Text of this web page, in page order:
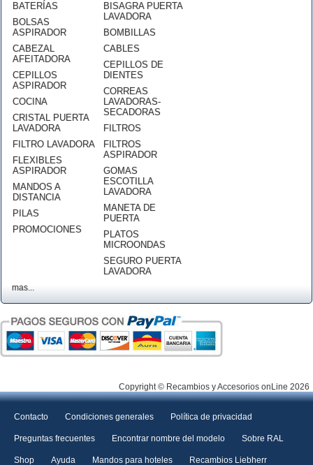
BATERÍAS
BOLSAS
ASPIRADOR
CABEZAL
AFEITADORA
CEPILLOS
ASPIRADOR
COCINA
CRISTAL PUERTA
LAVADORA
FILTRO LAVADORA
FLEXIBLES
ASPIRADOR
MANDOS A
DISTANCIA
PILAS
PROMOCIONES
BISAGRA PUERTA
LAVADORA
BOMBILLAS
CABLES
CEPILLOS DE
DIENTES
CORREAS
LAVADORAS-
SECADORAS
FILTROS
FILTROS
ASPIRADOR
GOMAS
ESCOTILLA
LAVADORA
MANETA DE
PUERTA
PLATOS
MICROONDAS
SEGURO PUERTA
LAVADORA
mas...
Copyright © Recambios y Accesorios onLine 2026
Contacto Condiciones generales Política de privacidad
Preguntas frecuentes Encontrar nombre del modelo Sobre RAL
Shop Ayuda Mandos para hoteles Recambios Liebherr